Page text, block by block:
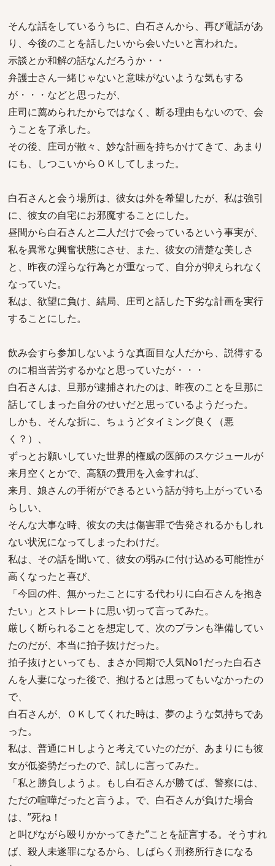
そんな話をしているうちに、白石さんから、再び電話があ
り、今後のことを話したいから会いたいと言われた。
示談とか和解の話なんだろうか・・
弁護士さん一緒じゃないと意味がないような気もする
が・・・などと思ったが、
庄司に薦められたからではなく、断る理由もないので、会
うことを了承した。
その後、庄司が散々、妙な計画を持ちかけてきて、あまり
にも、しつこいからＯＫしてしまった。
白石さんと会う場所は、彼女は外を希望したが、私は強引
に、彼女の自宅にお邪魔することにした。
昼間から白石さんと二人だけで会っているという事実が、
私を異常な興奮状態にさせ、また、彼女の清楚な美しさ
と、昨夜の淫らな行為とが重なって、自分が抑えられなく
なっていた。
私は、欲望に負け、結局、庄司と話した下劣な計画を実行
することにした。
飲み会すら参加しないような真面目な人だから、説得する
のに相当苦労するかなと思っていたが・・・
白石さんは、旦那が逮捕されたのは、昨夜のことを旦那に
話してしまった自分のせいだと思っているようだった。
しかも、そんな折に、ちょうどタイミング良く（悪
く？）、
ずっとお願いしていた世界的権威の医師のスケジュールが
来月空くとかで、高額の費用を入金すれば、
来月、娘さんの手術ができるという話が持ち上がっている
らしい、
そんな大事な時、彼女の夫は傷害罪で告発されるかもしれ
ない状況になってしまったわけだ。
私は、その話を聞いて、彼女の弱みに付け込める可能性が
高くなったと喜び、
「今回の件、無かったことにする代わりに白石さんを抱き
たい」とストレートに思い切って言ってみた。
厳しく断られることを想定して、次のプランも準備してい
たのだが、本当に拍子抜けだった。
拍子抜けといっても、まさか同期で人気No1だった白石さ
んを人妻になった後で、抱けるとは思ってもいなかったの
で、
白石さんが、ＯＫしてくれた時は、夢のような気持ちであ
った。
私は、普通にＨしようと考えていたのだが、あまりにも彼
女が低姿勢だったので、試しに言ってみた。
「私と勝負しようよ。もし白石さんが勝てば、警察には、
ただの喧嘩だったと言うよ。で、白石さんが負けた場合
は、”死ね！
と叫びながら殴りかかってきた”ことを証言する。そうすれ
ば、殺人未遂罪になるから、しばらく刑務所行きになる